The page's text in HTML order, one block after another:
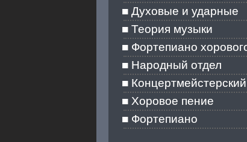
Духовые и ударные
Теория музыки
Фортепиано
Народный отдел
Хоровое пение
Фортепиано